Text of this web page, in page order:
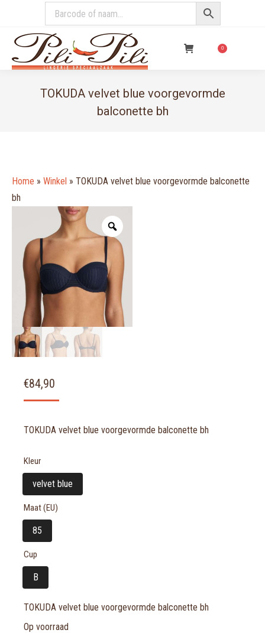
0
TOKUDA velvet blue voorgevormde
balconette bh
Home » Winkel » TOKUDA velvet blue voorgevormde balconette
bh
€84,90
TOKUDA velvet blue voorgevormde balconette bh
Kleur
velvet blue
Maat (EU)
85
Cup
B
TOKUDA velvet blue voorgevormde balconette bh
Op voorraad